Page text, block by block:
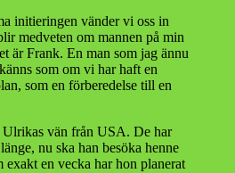
initieringen vänder vi oss in
medveten om mannen på min
är Frank. En man som jag ännu
som om vi har haft en
som en förberedelse till en
vän från USA. De har
nu ska han besöka henne
en vecka har hon planerat